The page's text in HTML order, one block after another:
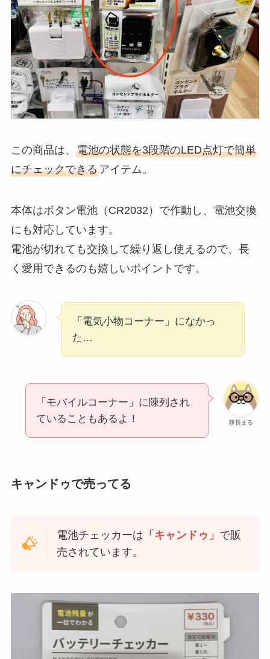
この商品は、 電池の状態を3段階のLED点灯で簡単
にチェックできるアイテム。
本体はボタン電池（CR2032）で作動し、電池交換
にも対応しています。
電池が切れても交換して繰り返し使えるので、長
く愛用できるのも嬉しいポイントです。
「電気小物コーナー」になかっ
た…
隊長まる
「モバイルコーナー」に陳列され
ていることもあるよ！
キャンドゥで売ってる
電池チェッカーは 「キャンドゥ」 で販
売されています。